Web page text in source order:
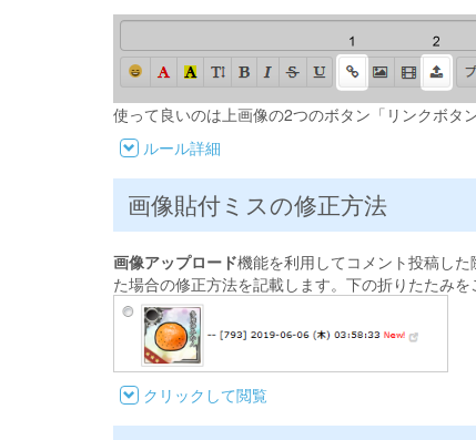
使って良いのは上画像の2つのボタン「リンクボタ
ルール詳細
画像貼付ミスの修正方法
画像アップロード機能を利用してコメント投稿した
た場合の修正方法を記載します。下の折りたたみを
クリックして閲覧